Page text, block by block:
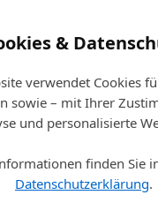
&
verwendet Cookies
sowie – mit Ihrer
und personalisierte
finden Sie
Datenschutzerklärung.
Startseite Handel
Bilanz 2023
und
bei